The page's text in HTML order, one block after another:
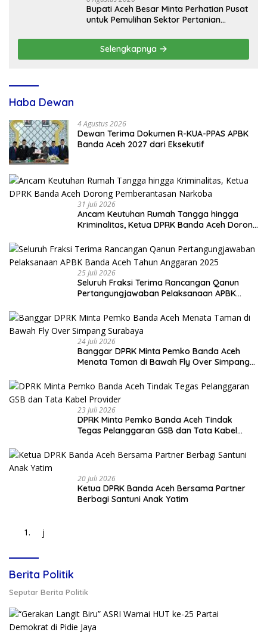
Bupati Aceh Besar Minta Perhatian Pusat
untuk Pemulihan Sektor Pertanian
Selengkapnya
Haba Dewan
4 Agustus 2026
Dewan Terima Dokumen R-KUA-PPAS APBK
Banda Aceh 2027 dari Eksekutif
31 Juli 2026
Ancam Keutuhan Rumah Tangga hingga
Kriminalitas, Ketua DPRK Banda Aceh Dorong
25 Juli 2026
Seluruh Fraksi Terima Rancangan Qanun
Pertangungjawaban Pelaksanaan APBK
24 Juli 2026
Banggar DPRK Minta Pemko Banda Aceh
Menata Taman di Bawah Fly Over Simpang
23 Juli 2026
DPRK Minta Pemko Banda Aceh Tindak
Tegas Pelanggaran GSB dan Tata Kabel
20 Juli 2026
Ketua DPRK Banda Aceh Bersama Partner
Berbagi Santuni Anak Yatim
j
Berita Politik
Seputar Berita Politik